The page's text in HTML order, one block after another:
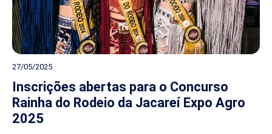
27/05/2025
Inscrições abertas para o Concurso
Rainha do Rodeio da Jacareí Expo Agro
2025